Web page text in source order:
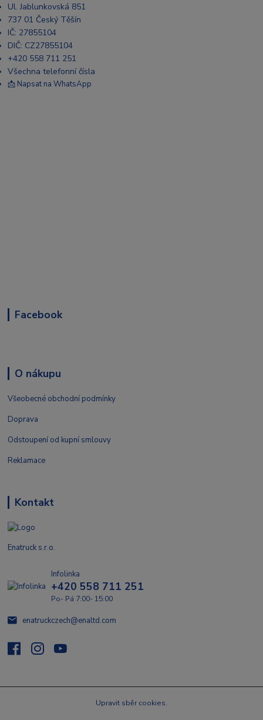
Ul. Jablunkovská 851
737 01 Český Těšín
IČ: 27855104
DIČ: CZ27855104
+420 558 711 251
Všechna telefonní čísla
📩 Napsat na WhatsApp
Facebook
O nákupu
Všeobecné obchodní podmínky
Doprava
Odstoupení od kupní smlouvy
Reklamace
Kontakt
Enatruck s.r.o.
Infolinka
+420 558 711 251
Po- Pá 7:00- 15:00
enatruckczech@enaltd.com
Upravit sběr cookies.